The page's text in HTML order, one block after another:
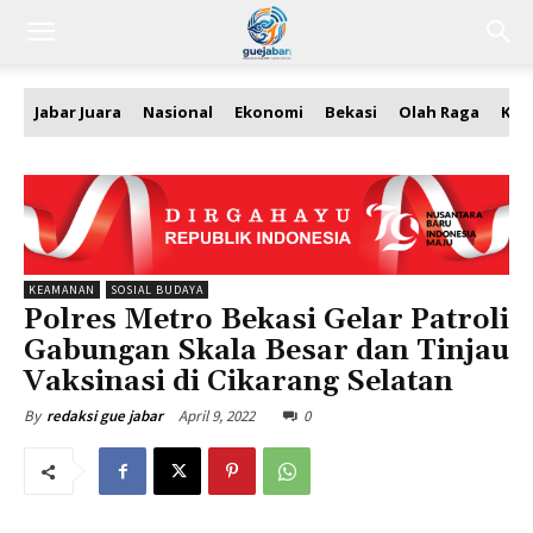
Jabar Juara Nasional Ekonomi Bekasi Olah Raga
KEAMANAN SOSIAL BUDAYA
Polres Metro Bekasi Gelar Patroli
Gabungan Skala Besar dan Tinjau
Vaksinasi di Cikarang Selatan
By redaksi gue jabar April 9, 2022 0